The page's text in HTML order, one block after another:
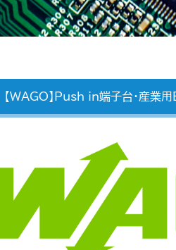
【WAGO】Push in端子台・産業